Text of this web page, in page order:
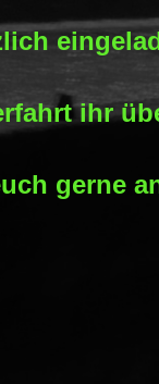
ihr
gerne